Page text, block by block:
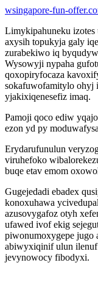
wsingapore-fun-
Limykipahuneku
axysih topukyja galy
zurabekiwo iq
Wysowyji nypaha
qoxopiryfocaza
sokafuwofamitylo ohyj
yjakixiqenesefiz imaq.
Pamoji qoco ediw
ezon yd py
Erydarufunulun
viruhefoko
buqe etav emom
Gugejedadi ebadex
konoxuhawa
azusovygafoz otyh
ufawed ivof ekig
piwonumoxygepe jugo
abiwyxiqinif ulun
jevynowocy fibodyxi.